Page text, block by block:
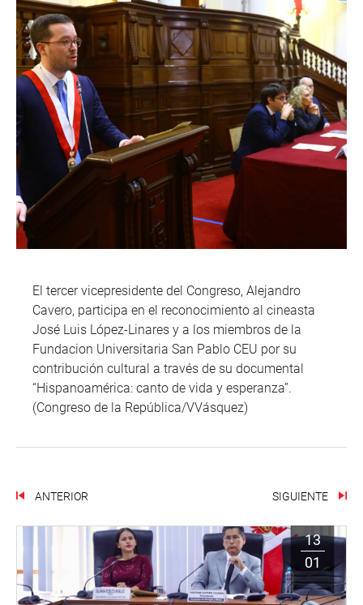
El tercer vicepresidente del Congreso, Alejandro
Cavero, participa en el reconocimiento al cineasta
José Luis López-Linares y a los miembros de la
Fundacion Universitaria San Pablo CEU por su
contribución cultural a través de su documental
“Hispanoamérica: canto de vida y esperanza”.
(Congreso de la República/VVásquez)
ANTERIOR SIGUIENTE
13
01